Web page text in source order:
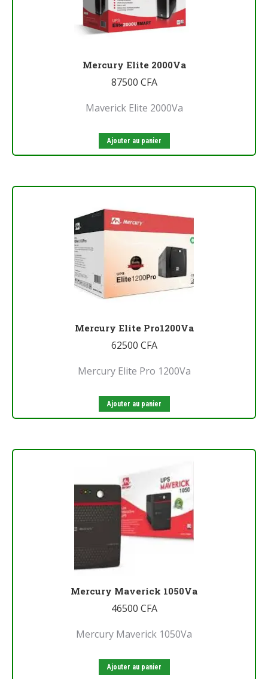
Mercury Elite 2000Va
87500 CFA
Maverick Elite 2000Va
Ajouter au panier
Mercury Elite Pro1200Va
62500 CFA
Mercury Elite Pro 1200Va
Ajouter au panier
Mercury Maverick 1050Va
46500 CFA
Mercury Maverick 1050Va
Ajouter au panier